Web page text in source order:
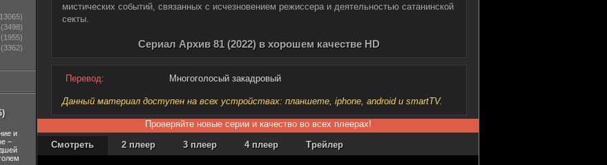
мистических событий, связанных с исчезновением режиссера и деятельностью сатанинской
секты.
Сериал Архив 81 (2022) в хорошем качестве HD
Перевод: Многоголосый закадровый
Данный материал доступен на всех устройствах: планшете, iphone, android и smartTV.
Проверяйте новые серии и качество во всех плеерах!
Смотреть
2 плеер 3 плеер 4 плеер Трейлер
(3498)
(1955)
(3362)
и
–